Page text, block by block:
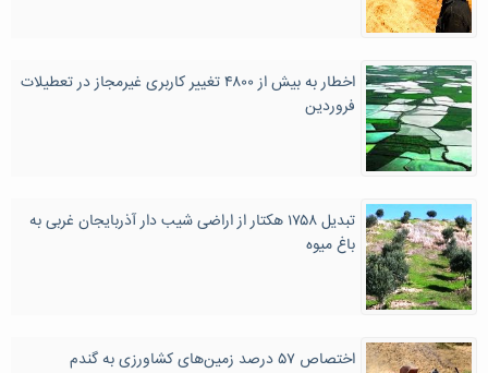
اخطار به بیش از ۴۸۰۰ تغییر کاربری غیرمجاز در تعطیلات
فروردین
تبدیل ۱۷۵۸ هکتار از اراضی شیب دار آذربایجان غربی به
باغ میوه
اختصاص ۵۷ درصد زمین‌های کشاورزی به گندم